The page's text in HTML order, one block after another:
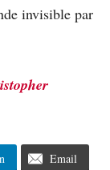
invisible par
Email